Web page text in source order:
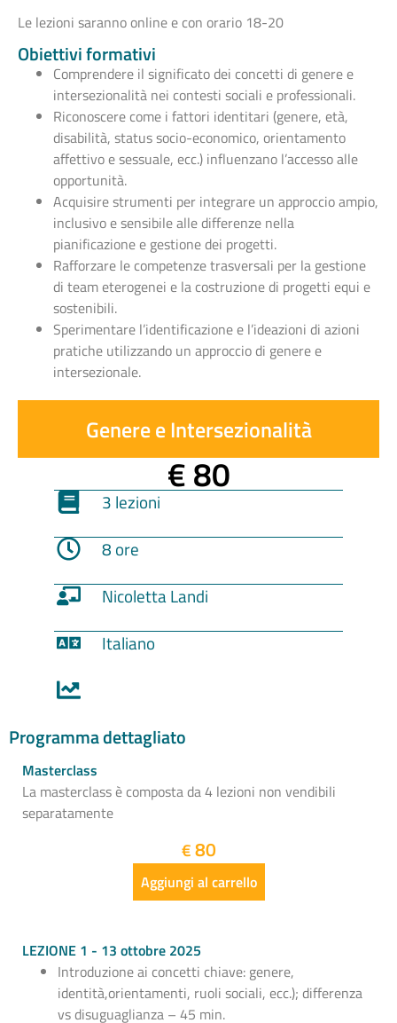
Le lezioni saranno online e con orario 18-20
Obiettivi formativi
Comprendere il significato dei concetti di genere e
intersezionalità nei contesti sociali e professionali.
Riconoscere come i fattori identitari (genere, età,
disabilità, status socio-economico, orientamento
affettivo e sessuale, ecc.) influenzano l’accesso alle
opportunità.
Acquisire strumenti per integrare un approccio ampio,
inclusivo e sensibile alle differenze nella
pianificazione e gestione dei progetti.
Rafforzare le competenze trasversali per la gestione
di team eterogenei e la costruzione di progetti equi e
sostenibili.
Sperimentare l’identificazione e l’ideazioni di azioni
pratiche utilizzando un approccio di genere e
intersezionale.
Genere e Intersezionalità
€ 80
3 lezioni
8 ore
Nicoletta Landi
Italiano
Programma dettagliato
Masterclass
La masterclass è composta da 4 lezioni non vendibili
separatamente
€80
Aggiungi al carrello
LEZIONE 1 - 13 ottobre 2025
Introduzione ai concetti chiave: genere,
identità,orientamenti, ruoli sociali, ecc.); differenza
vs disuguaglianza – 45 min.